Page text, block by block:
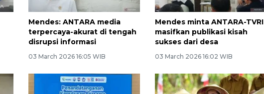
Mendes: ANTARA media
terpercaya-akurat di tengah
disrupsi informasi
03 March 2026 16:05 WIB
Mendes minta ANTARA-TVRI
masifkan publikasi kisah
sukses dari desa
03 March 2026 16:02 WIB